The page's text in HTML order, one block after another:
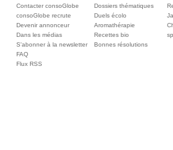
Contacter consoGlobe
consoGlobe recrute
Devenir annonceur
Dans les médias
S'abonner à la newsletter
FAQ
Flux RSS
Dossiers thématiques
Duels écolo
Aromathérapie
Recettes bio
Bonnes résolutions